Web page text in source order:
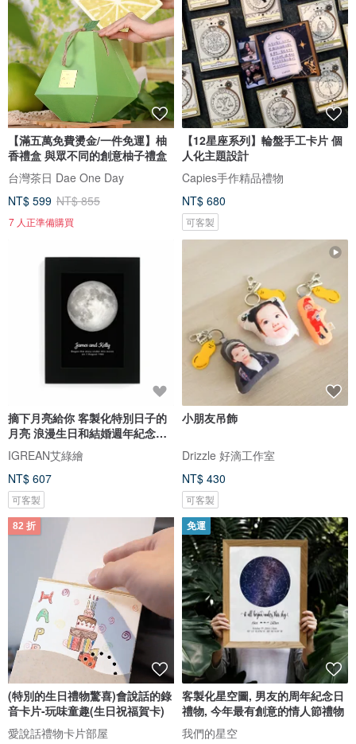
【滿五萬免費燙金/一件免運】柚
香禮盒 與眾不同的創意柚子禮盒
台灣茶日 Dae One Day
NT$ 599 NT$ 855
7 人正準備購買
【12星座系列】輪盤手工卡片 個
人化主題設計
Capies手作精品禮物
NT$ 680
可客製
摘下月亮給你 客製化特別日子的
月亮 浪漫生日和結婚週年紀念禮
物
IGREAN艾綠繪
NT$ 607
可客製
小朋友吊飾
Drizzle 好滴工作室
NT$ 430
可客製
82 折
(特別的生日禮物驚喜)會說話的錄
音卡片-玩味童趣(生日祝福賀卡)
愛說話禮物卡片部屋
免運
客製化星空圖, 男友的周年紀念日
禮物, 今年最有創意的情人節禮物
我們的星空